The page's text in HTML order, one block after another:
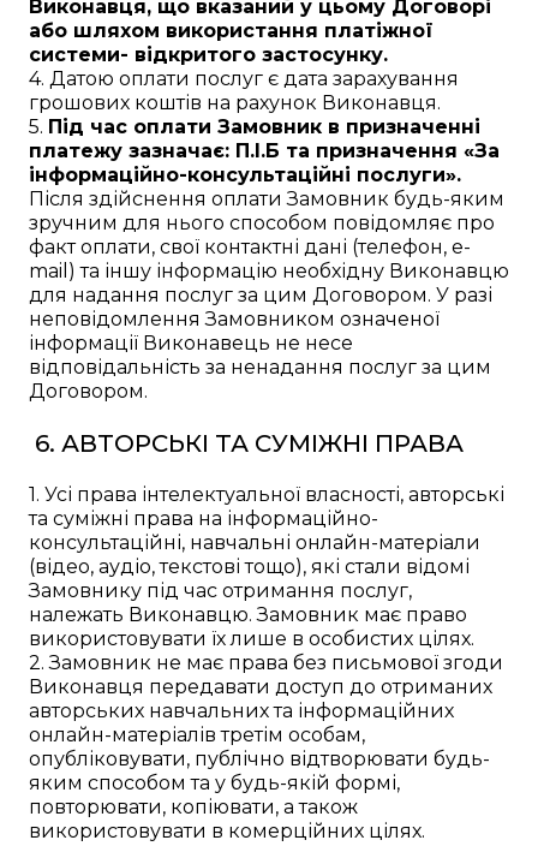
Виконавця, що вказаний у цьому Договорі
або шляхом використання платіжної
системи- відкритого застосунку.
4. Датою оплати послуг є дата зарахування
грошових коштів на рахунок Виконавця.
5. Під час оплати Замовник в призначенні
платежу зазначає: П.І.Б та призначення «За
інформаційно-консультаційні послуги».
Після здійснення оплати Замовник будь-яким
зручним для нього способом повідомляє про
факт оплати, свої контактні дані (телефон, e-
mail) та іншу інформацію необхідну Виконавцю
для надання послуг за цим Договором. У разі
неповідомлення Замовником означеної
інформації Виконавець не несе
відповідальність за ненадання послуг за цим
Договором.
6. АВТОРСЬКІ ТА СУМІЖНІ ПРАВА
1. Усі права інтелектуальної власності, авторські
та суміжні права на інформаційно-
консультаційні, навчальні онлайн-матеріали
(відео, аудіо, текстові тощо), які стали відомі
Замовнику під час отримання послуг,
належать Виконавцю. Замовник має право
використовувати їх лише в особистих цілях.
2. Замовник не має права без письмової згоди
Виконавця передавати доступ до отриманих
авторських навчальних та інформаційних
онлайн-матеріалів третім особам,
опубліковувати, публічно відтворювати будь-
яким способом та у будь-якій формі,
повторювати, копіювати, а також
використовувати в комерційних цілях.